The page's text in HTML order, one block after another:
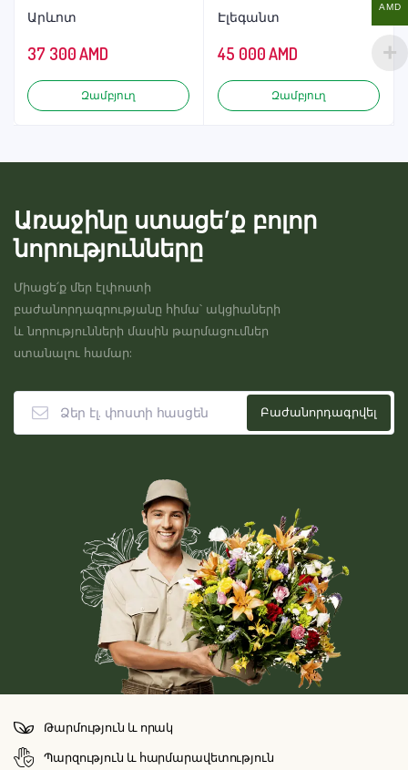
Արևոտ
37 300AMD
Զամբյուղ
Էլեգանտ
45 000AMD
Զամբյուղ
Առաջինը ստացե’ք բոլոր
նորությունները
Միացե՛ք մեր էլփոստի
բաժանորդագրությանը հիմա՝ ակցիաների
և նորությունների մասին թարմացումներ
ստանալու համար:
Թարմություն և որակ
Պարզություն և հարմարավետություն
AMD